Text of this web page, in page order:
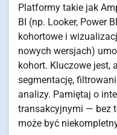
Platformy takie jak
BI (np. Looker, Power
kohortowe i
nowych wersjach)
kohort. Kluczowe jest,
segmentację,
analizy. Pamiętaj o
transakcyjnymi — bez
może być